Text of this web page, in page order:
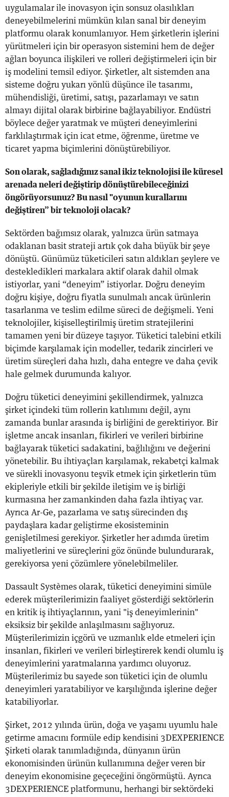
uygulamalar ile inovasyon için sonsuz olasılıkları
deneyebilmelerini mümkün kılan sanal bir deneyim
platformu olarak konumlanıyor. Hem şirketlerin işlerini
yürütmeleri için bir operasyon sistemini hem de değer
ağları boyunca ilişkileri ve rolleri değiştirmeleri için bir
iş modelini temsil ediyor. Şirketler, alt sistemden ana
sisteme doğru yukarı yönlü düşünce ile tasarımı,
mühendisliği, üretimi, satışı, pazarlamayı ve satın
almayı dijital olarak birbirine bağlayabiliyor. Endüstri
böylece değer yaratmak ve müşteri deneyimlerini
farklılaştırmak için icat etme, öğrenme, üretme ve
ticaret yapma biçimlerini dönüştürebiliyor.
Son olarak, sağladığınız sanal ikiz teknolojisi ile küresel
arenada neleri değiştirip dönüştürebileceğinizi
öngörüyorsunuz? Bu nasıl "oyunun kurallarını
değiştiren” bir teknoloji olacak?
Sektörden bağımsız olarak, yalnızca ürün satmaya
odaklanan basit strateji artık çok daha büyük bir şeye
dönüştü. Günümüz tüketicileri satın aldıkları şeylere ve
destekledikleri markalara aktif olarak dahil olmak
istiyorlar, yani “deneyim” istiyorlar. Doğru deneyim
doğru kişiye, doğru fiyatla sunulmalı ancak ürünlerin
tasarlanma ve teslim edilme süreci de değişmeli. Yeni
teknolojiler, kişiselleştirilmiş üretim stratejilerini
tamamen yeni bir düzeye taşıyor. Tüketici talebini etkili
biçimde karşılamak için modeller, tedarik zincirleri ve
üretim süreçleri daha hızlı, daha entegre ve daha çevik
hale gelmek durumunda kalıyor.
Doğru tüketici deneyimini şekillendirmek, yalnızca
şirket içindeki tüm rollerin katılımını değil, aynı
zamanda bunlar arasında iş birliğini de gerektiriyor. Bir
işletme ancak insanları, fikirleri ve verileri birbirine
bağlayarak tüketici sadakatini, bağlılığını ve değerini
yönetebilir. Bu ihtiyaçları karşılamak, rekabetçi kalmak
ve sürekli inovasyonu teşvik etmek için şirketlerin tüm
ekipleriyle etkili bir şekilde iletişim ve iş birliği
kurmasına her zamankinden daha fazla ihtiyaç var.
Ayrıca Ar-Ge, pazarlama ve satış sürecinden dış
paydaşlara kadar geliştirme ekosisteminin
genişletilmesi gerekiyor. Şirketler her adımda üretim
maliyetlerini ve süreçlerini göz önünde bulundurarak,
gerekiyorsa yeni çözümlere yönelebilmeliler.
Dassault Systèmes olarak, tüketici deneyimini simüle
ederek müşterilerimizin faaliyet gösterdiği sektörlerin
en kritik iş ihtiyaçlarının, yani "iş deneyimlerinin"
eksiksiz bir şekilde anlaşılmasını sağlıyoruz.
Müşterilerimizin içgörü ve uzmanlık elde etmeleri için
insanları, fikirleri ve verileri birleştirerek kendi olumlu iş
deneyimlerini yaratmalarına yardımcı oluyoruz.
Müşterilerimiz bu sayede son tüketici için de olumlu
deneyimleri yaratabiliyor ve karşılığında işlerine değer
katabiliyorlar.
Şirket, 2012 yılında ürün, doğa ve yaşamı uyumlu hale
getirme amacını formüle edip kendisini 3DEXPERIENCE
Şirketi olarak tanımladığında, dünyanın ürün
ekonomisinden ürünün kullanımına değer veren bir
deneyim ekonomisine geçeceğini öngörmüştü. Ayrıca
3DEXPERIENCE platformunu, herhangi bir sektördeki